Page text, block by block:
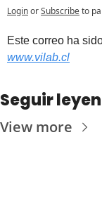
LoginorSubscribeto
Est
www.vilab.cl
Seguir
View more